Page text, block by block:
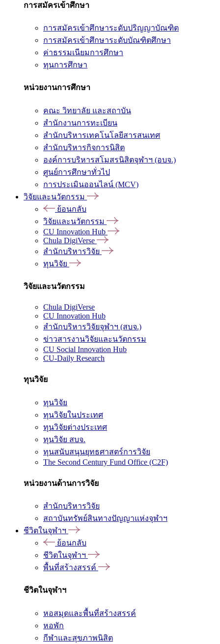
การสมัครเข้าศึกษา
การสมัครเข้าศึกษาระดับปริญญาบัณฑิต
การสมัครเข้าศึกษาระดับบัณฑิตศึกษา
ค่าธรรมเนียมการศึกษา
ทุนการศึกษา
หน่วยงานการศึกษา
คณะ วิทยาลัย และสถาบัน
สำนักงานการทะเบียน
สำนักบริหารเทคโนโลยีสารสนเทศ
สำนักบริหารกิจการนิสิต
องค์การบริหารสโมสรนิสิตจุฬาฯ (อบจ.)
ศูนย์การศึกษาทั่วไป
การประเมินออนไลน์ (MCV)
วิจัยและนวัตกรรม
ย้อนกลับ
วิจัยและนวัตกรรม
CU Innovation Hub
Chula DigiVerse
สำนักบริหารวิจัย
ทุนวิจัย
วิจัยและนวัตกรรม
Chula DigiVerse
CU Innovation Hub
สำนักบริหารวิจัยจุฬาฯ (สบจ.)
ข่าวสารงานวิจัยและนวัตกรรม
CU Social Innovation Hub
CU-Daily Research
ทุนวิจัย
ทุนวิจัย
ทุนวิจัยในประเทศ
ทุนวิจัยต่างประเทศ
ทุนวิจัย สบจ.
ทุนสนับสนุนยุทธศาสตร์การวิจัย
The Second Century Fund Office (C2F)
หน่วยงานด้านการวิจัย
สำนักบริหารวิจัย
สถาบันทรัพย์สินทางปัญญาแห่งจุฬาฯ
ชีวิตในจุฬาฯ
ย้อนกลับ
ชีวิตในจุฬาฯ
พื้นที่สร้างสรรค์
ชีวิตในจุฬาฯ
หอสมุดและพื้นที่สร้างสรรค์
หอพัก
กีฬาและสุขภาพนิสิต